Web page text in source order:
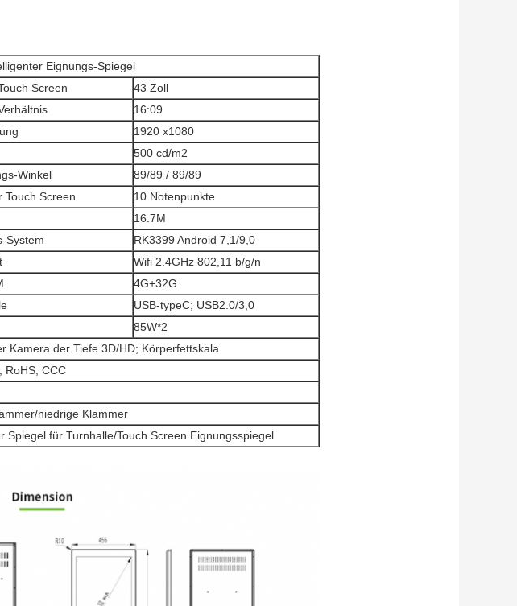
Eignungs-Spiegel
Screen
43 Zoll
16:09
1920 x1080
500 cd/m2
Winkel
89/89 / 89/89
Touch Screen
10 Notenpunkte
16.7M
System
RK3399 Android 7,1/9,0
Wifi 2.4GHz 802,11 b/g/n
4G+32G
USB-typeC; USB2.0/3,0
85W*2
Kamera der Tiefe 3D/HD; Körperfettskala
RoHS, CCC
niedrige Klammer
Spiegel für Turnhalle/Touch Screen Eignungsspiegel